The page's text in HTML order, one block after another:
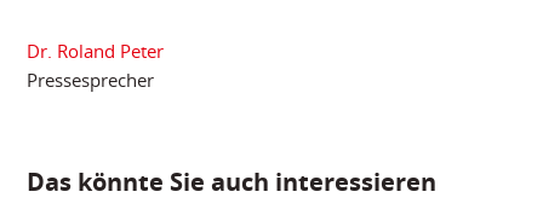
Dr. Roland Peter
Pressesprecher
Das könnte Sie auch interessieren